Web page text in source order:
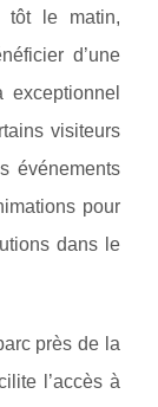
tôt le matin,
d’une
exceptionnel
visiteurs
événements
pour
dans le
près de la
l’accès à